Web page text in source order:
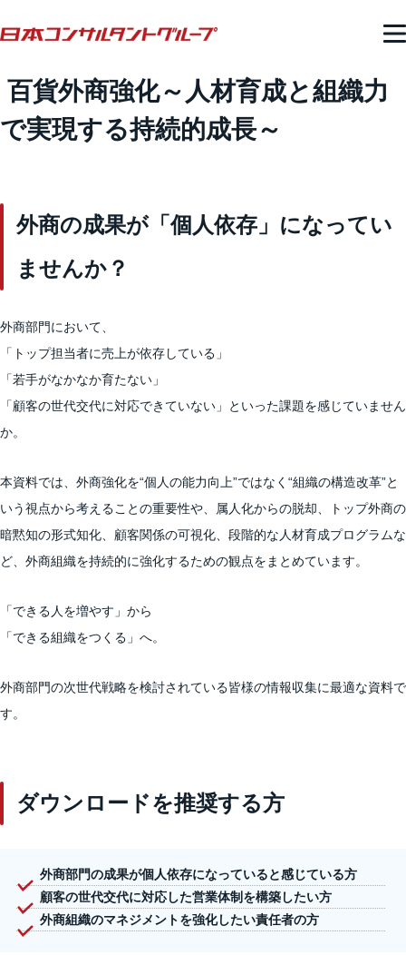
百貨外商強化～人材育成と組織力
で実現する持続的成長～
外商の成果が「個人依存」になってい
ませんか？
外商部門において、
「トップ担当者に売上が依存している」
「若手がなかなか育たない」
「顧客の世代交代に対応できていない」といった課題を感じていません
か。
本資料では、外商強化を“個人の能力向上”ではなく“組織の構造改革”と
いう視点から考えることの重要性や、属人化からの脱却、トップ外商の
暗黙知の形式知化、顧客関係の可視化、段階的な人材育成プログラムな
ど、外商組織を持続的に強化するための観点をまとめています。
「できる人を増やす」から
「できる組織をつくる」へ。
外商部門の次世代戦略を検討されている皆様の情報収集に最適な資料で
す。
ダウンロードを推奨する方
外商部門の成果が個人依存になっていると感じている方
顧客の世代交代に対応した営業体制を構築したい方
外商組織のマネジメントを強化したい責任者の方